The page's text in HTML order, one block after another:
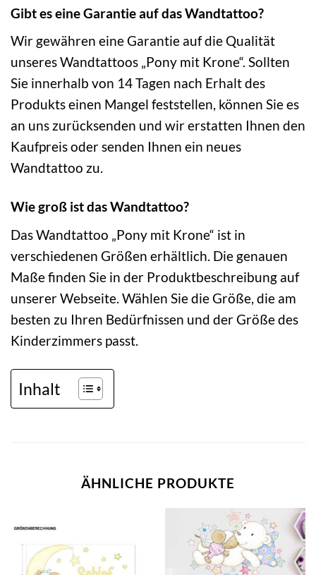
Gibt es eine Garantie auf das Wandtattoo?
Wir gewähren eine Garantie auf die Qualität
unseres Wandtattoos „Pony mit Krone“. Sollten
Sie innerhalb von 14 Tagen nach Erhalt des
Produkts einen Mangel feststellen, können Sie es
an uns zurücksenden und wir erstatten Ihnen den
Kaufpreis oder senden Ihnen ein neues
Wandtattoo zu.
Wie groß ist das Wandtattoo?
Das Wandtattoo „Pony mit Krone“ ist in
verschiedenen Größen erhältlich. Die genauen
Maße finden Sie in der Produktbeschreibung auf
unserer Webseite. Wählen Sie die Größe, die am
besten zu Ihren Bedürfnissen und der Größe des
Kinderzimmers passt.
Inhalt
ÄHNLICHE PRODUKTE